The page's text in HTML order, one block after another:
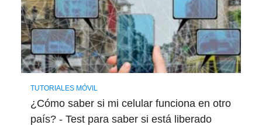
TUTORIALES MÓVIL
¿Cómo saber si mi celular funciona en otro
país? - Test para saber si está liberado